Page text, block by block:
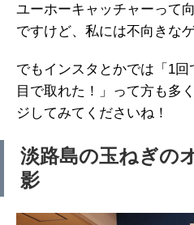
ユーホーキャッチャーって
ですけど、私には不向きな
でもインスタとかでは「1
目で取れた！」って方も多
ジしてみてくださいね！
淡路島の玉ねぎの
影